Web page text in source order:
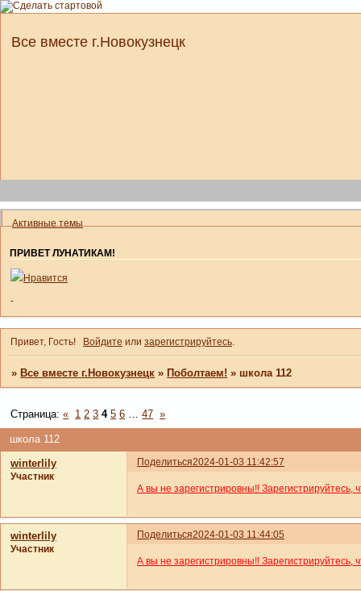
Все вместе г.Новокузнецк
Активные темы
ПРИВЕТ ЛУНАТИКАМ!
Нравится
-
Привет, Гость! Войдите или зарегистрируйтесь.
»Все вместе г.Новокузнецк »Поболтаем! » школа 112
школа 112
Страница:« 1 2 3 4 5 6 … 47 »
Поделиться2024-01-03 11:42:57
winterlily
Участник
А вы не зарегистрировны!! Зарегистрируйтесь,
Поделиться2024-01-03 11:44:05
winterlily
Участник
А вы не зарегистрировны!! Зарегистрируйтесь,